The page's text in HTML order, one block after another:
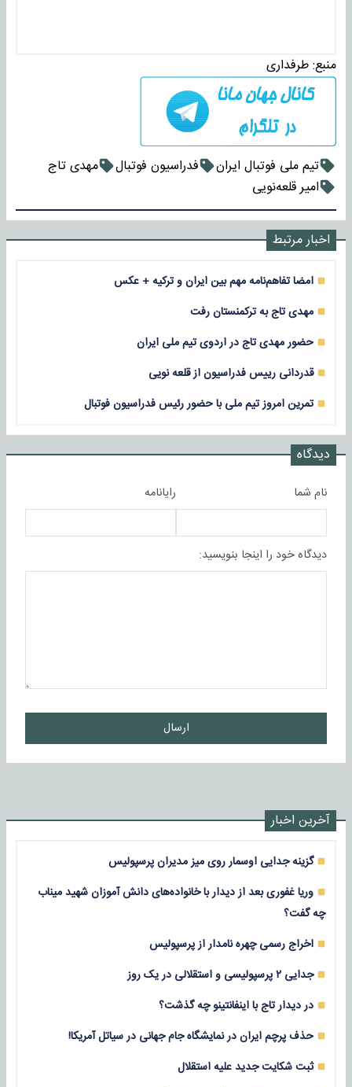
منبع:طرفداری
تیم ملی فوتبال ایران فدراسیون فوتبال
مهدی تاج
امیر قلعه‌نویی
اخبار مرتبط
امضا تفاهم‌نامه مهم بین ایران و ترکیه + عکس
مهدی تاج به ترکمنستان رفت
حضور مهدی تاج در اردوی تیم ملی ایران
قدردانی رییس فدراسیون از قلعه نویی
تمرین امروز تیم ملی با حضور رئیس فدراسیون فوتبال
دیدگاه
نام شما رایانامه
دیدگاه خود را اینجا بنویسید:
ارسال
آخرین اخبار
گزینه جدایی اوسمار روی میز مدیران پرسپولیس
وریا غفوری بعد از دیدار با خانواده‌های دانش آموزان شهید میناب
چه گفت؟
اخراج رسمی چهره نامدار از پرسپولیس
جدایی ۲ پرسپولیسی و استقلالی در یک روز
در دیدار تاج با اینفانتینو چه گذشت؟
حذف پرچم ایران در نمایشگاه جام جهانی در سیاتل آمریکا!
ثبت شکایت جدید علیه استقلال